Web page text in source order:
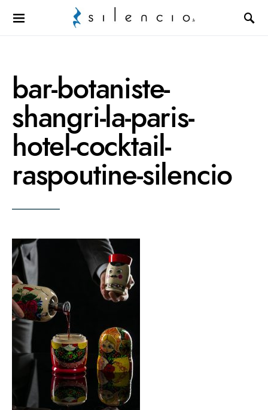
Search for:
bar-botaniste-
shangri-la-paris-
hotel-cocktail-
raspoutine-silencio